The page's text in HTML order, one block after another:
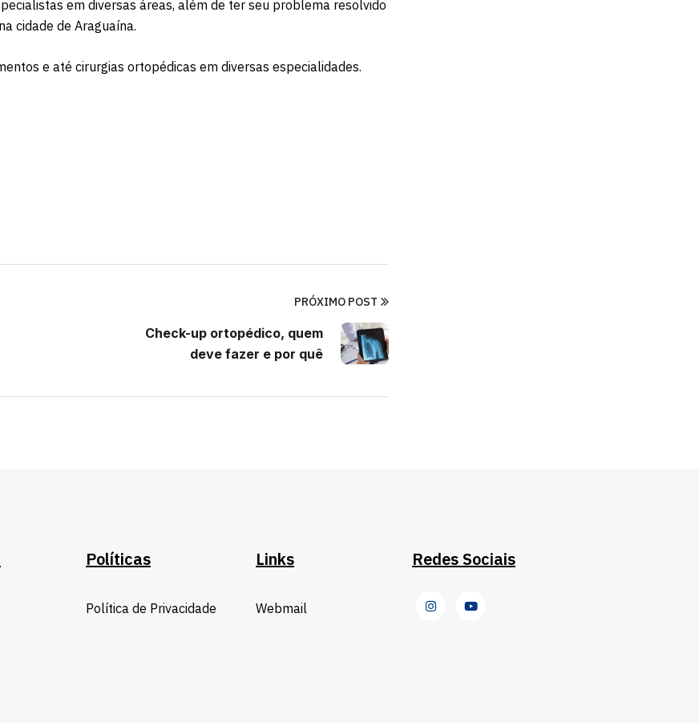
em diversas áreas, além de ter seu problema resolvido
cidade de Araguaína.
e até cirurgias ortopédicas em diversas especialidades.
PRÓXIMO POST
Check-up ortopédico, quem
deve fazer e por quê
Políticas
Política de Privacidade
Links
Webmail
Redes Sociais